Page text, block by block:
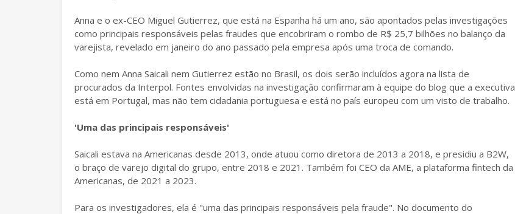
Anna e o ex-CEO Miguel Gutierrez, que está na Espanha há um ano, são apontados pelas investigações
como principais responsáveis pelas fraudes que encobriram o rombo de R$ 25,7 bilhões no balanço da
varejista, revelado em janeiro do ano passado pela empresa após uma troca de comando.
Como nem Anna Saicali nem Gutierrez estão no Brasil, os dois serão incluídos agora na lista de
procurados da Interpol. Fontes envolvidas na investigação confirmaram à equipe do blog que a executiva
está em Portugal, mas não tem cidadania portuguesa e está no país europeu com um visto de trabalho.
'Uma das principais responsáveis'
Saicali estava na Americanas desde 2013, onde atuou como diretora de 2013 a 2018, e presidiu a B2W,
o braço de varejo digital do grupo, entre 2018 e 2021. Também foi CEO da AME, a plataforma fintech da
Americanas, de 2021 a 2023.
Para os investigadores, ela é "uma das principais responsáveis pela fraude". No documento do